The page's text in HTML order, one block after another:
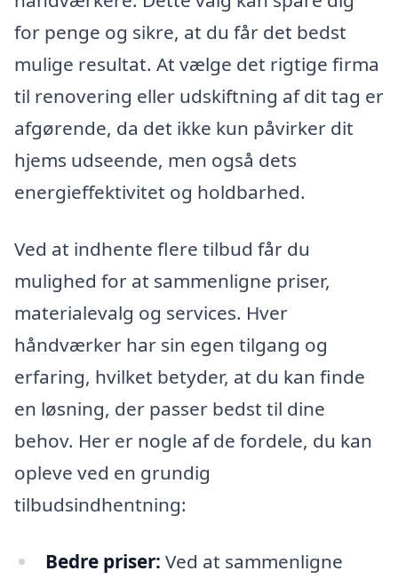
for penge og sikre, at du får det bedst
mulige resultat. At vælge det rigtige firma
til renovering eller udskiftning af dit tag er
afgørende, da det ikke kun påvirker dit
hjems udseende, men også dets
energieffektivitet og holdbarhed.
Ved at indhente flere tilbud får du
mulighed for at sammenligne priser,
materialevalg og services. Hver
håndværker har sin egen tilgang og
erfaring, hvilket betyder, at du kan finde
en løsning, der passer bedst til dine
behov. Her er nogle af de fordele, du kan
opleve ved en grundig
tilbudsindhentning:
Bedre priser: Ved at sammenligne